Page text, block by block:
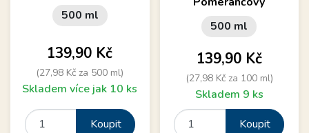
500 ml
Cena
139,90 Kč
(27,98 Kč za 500 ml)
Skladem více jak 10 ks
Koupit
500 ml
Cena
139,90 Kč
(27,98 Kč za 100 ml)
Skladem 9 ks
Koupit